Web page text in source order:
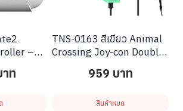
–
าท
TNS-0163 สีเขียว Animal
Crossing Joy-con Double
959 บาท
สินค้าหมด